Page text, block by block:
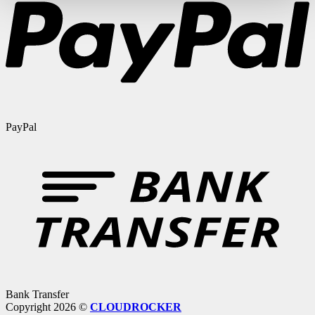
PayPal
Bank Transfer
Copyright 2026 © CLOUDROCKER